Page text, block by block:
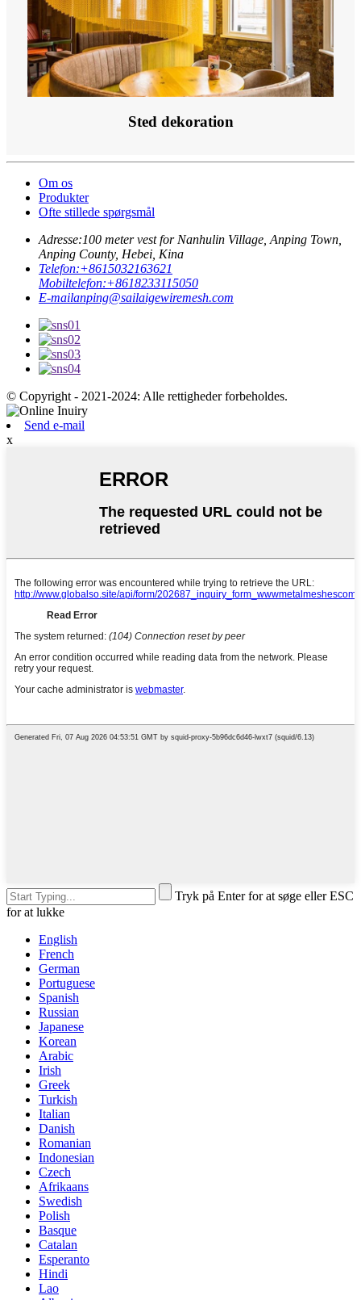
Sted dekoration
Om os
Produkter
Ofte stillede spørgsmål
Adresse:100 meter vest for Nanhulin Village, Anping Town,
Anping County, Hebei, Kina
Telefon:+8615032163621
Mobiltelefon:+8618233115050
E-mailanping@sailaigewiremesh.com
© Copyright - 2021-2024: Alle rettigheder forbeholdes.
Send e-mail
x
Tryk på Enter for at søge eller ESC
for at lukke
English
French
German
Portuguese
Spanish
Russian
Japanese
Korean
Arabic
Irish
Greek
Turkish
Italian
Danish
Romanian
Indonesian
Czech
Afrikaans
Swedish
Polish
Basque
Catalan
Esperanto
Hindi
Lao